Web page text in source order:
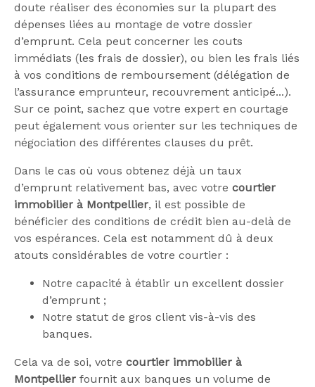
doute réaliser des économies sur la plupart des
dépenses liées au montage de votre dossier
d’emprunt. Cela peut concerner les couts
immédiats (les frais de dossier), ou bien les frais liés
à vos conditions de remboursement (délégation de
l’assurance emprunteur, recouvrement anticipé...).
Sur ce point, sachez que votre expert en courtage
peut également vous orienter sur les techniques de
négociation des différentes clauses du prêt.
Dans le cas où vous obtenez déjà un taux
d’emprunt relativement bas, avec votre courtier
immobilier à Montpellier, il est possible de
bénéficier des conditions de crédit bien au-delà de
vos espérances. Cela est notamment dû à deux
atouts considérables de votre courtier :
Notre capacité à établir un excellent dossier
d’emprunt ;
Notre statut de gros client vis-à-vis des
banques.
Cela va de soi, votre courtier immobilier à
Montpellier fournit aux banques un volume de